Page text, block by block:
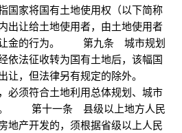
家将国有土地使用权（以下简称
出让给土地使用者，由土地使用者
让金的行为。 第九条 城市规划
依法征收转为国有土地后，该幅国
让，但法律另有规定的除外。
须符合土地利用总体规划、城市
。 第十一条 县级以上地方人民
地产开发的，须根据省级以上人民